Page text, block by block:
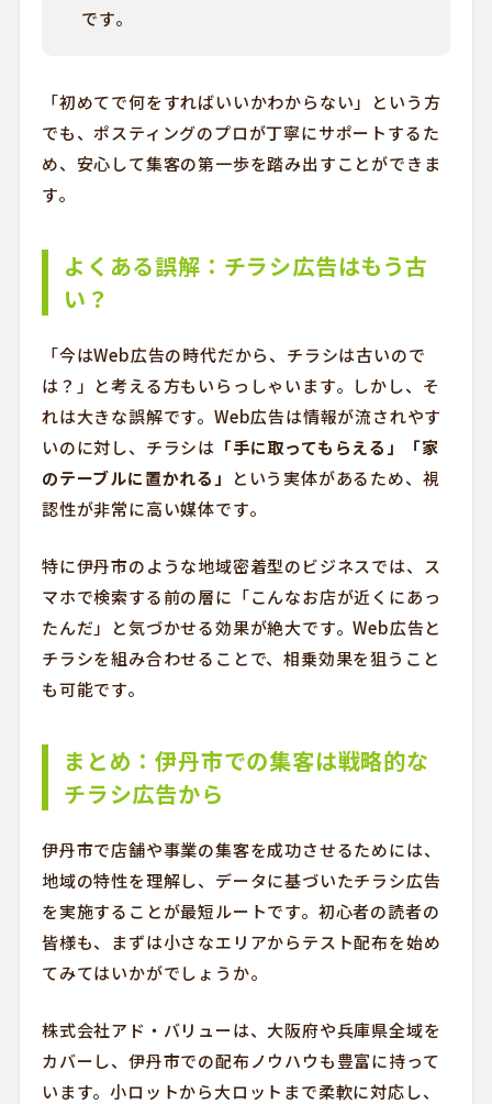
です。
「初めてで何をすればいいかわからない」という方
でも、ポスティングのプロが丁寧にサポートするた
め、安心して集客の第一歩を踏み出すことができま
す。
よくある誤解：チラシ広告はもう古
い？
「今はWeb広告の時代だから、チラシは古いので
は？」と考える方もいらっしゃいます。しかし、そ
れは大きな誤解です。Web広告は情報が流されやす
いのに対し、チラシは 「手に取ってもらえる」「家
のテーブルに置かれる」
という実体があるため、視
認性が非常に高い媒体です。
特に伊丹市のような地域密着型のビジネスでは、ス
マホで検索する前の層に「こんなお店が近くにあっ
たんだ」と気づかせる効果が絶大です。Web広告と
チラシを組み合わせることで、相乗効果を狙うこと
も可能です。
まとめ：伊丹市での集客は戦略的な
チラシ広告から
伊丹市で店舗や事業の集客を成功させるためには、
地域の特性を理解し、データに基づいたチラシ広告
を実施することが最短ルートです。初心者の読者の
皆様も、まずは小さなエリアからテスト配布を始め
てみてはいかがでしょうか。
株式会社アド・バリューは、大阪府や兵庫県全域を
カバーし、伊丹市での配布ノウハウも豊富に持って
います。小ロットから大ロットまで柔軟に対応し、